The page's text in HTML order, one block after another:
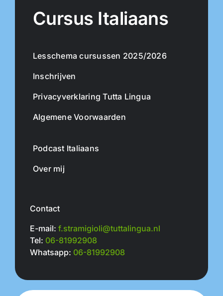
Cursus Italiaans
Lesschema cursussen 2025/2026
Inschrijven
Privacyverklaring Tutta Lingua
Algemene Voorwaarden
Podcast Italiaans
Over mij
Contact
E-mail: f.stramigioli@tuttalingua.nl
Tel: 06-81992908
Whatsapp: 06-81992908